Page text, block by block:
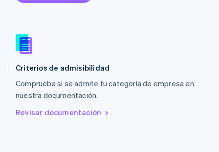
Criterios de admisibilidad
Comprueba si se admite tu categoría de empresa en
nuestra documentación.
Revisar documentación
Malasia
México
Español
Noruega
Nueva Zelanda
English
NederlandsEnglish